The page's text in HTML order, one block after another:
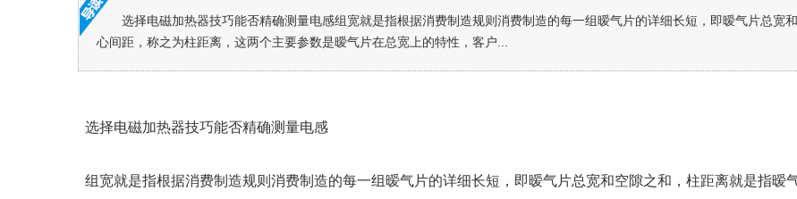
选择电磁加热器技巧能否精确测量电感组宽就是指根据消费制造规则消费制造的每一组暧气片的详细长短，即暧气片总宽
心间距，称之为柱距离，这两个主要参数是暧气片在总宽上的特性，客户...
选择电磁加热器技巧能否精确测量电感
组宽就是指根据消费制造规则消费制造的每一组暧气片的详细长短，即暧气片总宽和空隙之和，柱距离就是指暧